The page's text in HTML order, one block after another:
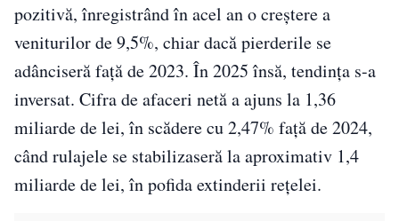
pozitivă, înregistrând în acel an o creștere a
veniturilor de 9,5%, chiar dacă pierderile se
adânciseră față de 2023. În 2025 însă, tendința s-a
inversat. Cifra de afaceri netă a ajuns la 1,36
miliarde de lei, în scădere cu 2,47% față de 2024,
când rulajele se stabilizaseră la aproximativ 1,4
miliarde de lei, în pofida extinderii rețelei.